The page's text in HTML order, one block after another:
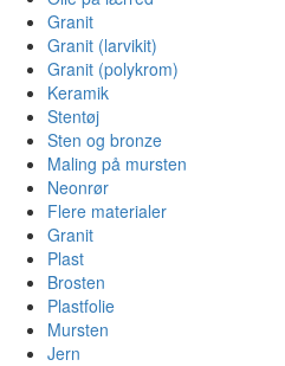
Granit
Granit (larvikit)
Granit (polykrom)
Keramik
Stentøj
Sten og bronze
Maling på mursten
Neonrør
Flere materialer
Granit
Plast
Brosten
Plastfolie
Mursten
Jern